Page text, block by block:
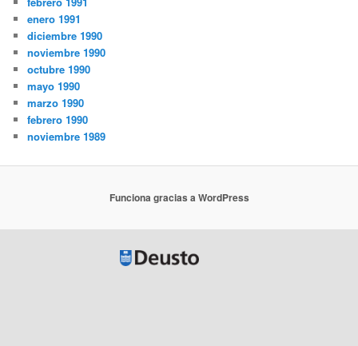
enero 1991
diciembre 1990
noviembre 1990
octubre 1990
mayo 1990
marzo 1990
febrero 1990
noviembre 1989
Funciona gracias a WordPress